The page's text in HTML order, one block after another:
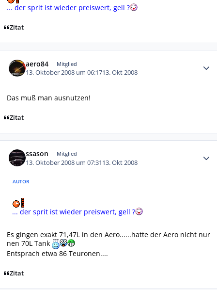
... der sprit ist wieder preiswert, gell ?
Zitat
aero84 Mitglied
13. Oktober 2008 um 06:1713. Okt 2008
Das muß man ausnutzen!
Zitat
ssason Mitglied
13. Oktober 2008 um 07:3113. Okt 2008
AUTOR
... der sprit ist wieder preiswert, gell ?
Es gingen exakt 71,47L in den Aero......hatte der Aero nicht nur
nen 70L Tank
Entsprach etwa 86 Teuronen....
Zitat